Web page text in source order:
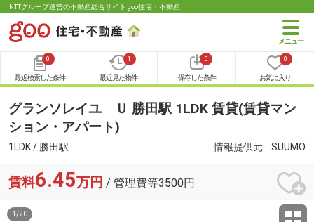
NTTグループ運営の不動産総合サイト goo住宅・不動産
0
最近検索した条件
1
最近見た物件
0
保存した条件
0
お気に入り
グランソレイユ Ｕ 勝田駅 1LDK 賃貸(賃貸マン
ション・アパート)
1LDK / 勝田駅 情報提供元 SUUMO
賃料6.45万円 / 管理費等3500円
1 /20